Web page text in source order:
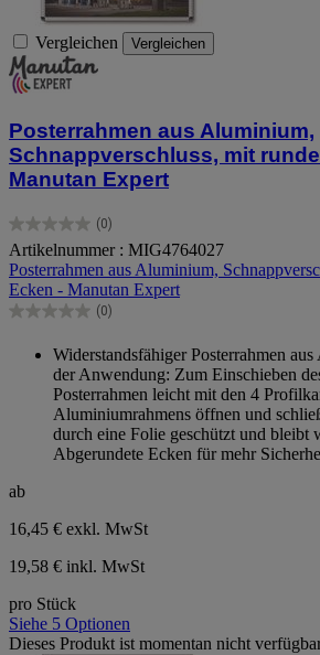
Vergleichen Vergleichen
Posterrahmen aus Aluminium,
Schnappverschluss, mit
Manutan Expert
(0)
0.0
von
5
Sternen.
Artikelnummer : MIG4764027
Posterrahmen aus Aluminium,
Ecken - Manutan Expert
(0)
0.0
Sternen.
Widerstandsfähiger Posterrahmen
der Anwendung: Zum Einschieben
Posterrahmen leicht mit den 4
Aluminiumrahmens öffnen und
durch eine Folie geschützt und bleibt
Abgerundete Ecken für mehr
ab
16,45 € exkl. MwSt
19,58 € inkl. MwSt
pro Stück
Siehe 5 Optionen
Dieses Produkt ist momentan nicht